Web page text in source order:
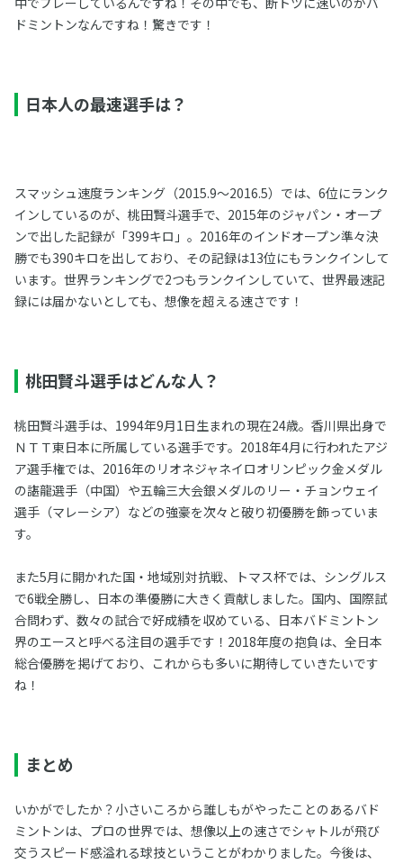
ドミントンなんですね！驚きです！
日本人の最速選手は？
スマッシュ速度ランキング（2015.9～2016.5）では、6位にランク
インしているのが、桃田賢斗選手で、2015年のジャパン・オープ
ンで出した記録が「399キロ」。2016年のインドオープン準々決
勝でも390キロを出しており、その記録は13位にもランクインして
います。世界ランキングで2つもランクインしていて、世界最速記
録には届かないとしても、想像を超える速さです！
桃田賢斗選手はどんな人？
桃田賢斗選手は、1994年9月1日生まれの現在24歳。香川県出身で
ＮＴＴ東日本に所属している選手です。2018年4月に行われたアジ
ア選手権では、2016年のリオネジャネイロオリンピック金メダル
の諶龍選手（中国）や五輪三大会銀メダルのリー・チョンウェイ
選手（マレーシア）などの強豪を次々と破り初優勝を飾っていま
す。
また5月に開かれた国・地域別対抗戦、トマス杯では、シングルス
で6戦全勝し、日本の準優勝に大きく貢献しました。国内、国際試
合問わず、数々の試合で好成績を収めている、日本バドミントン
界のエースと呼べる注目の選手です！2018年度の抱負は、全日本
総合優勝を掲げており、これからも多いに期待していきたいです
ね！
まとめ
いかがでしたか？小さいころから誰しもがやったことのあるバド
ミントンは、プロの世界では、想像以上の速さでシャトルが飛び
交うスピード感溢れる球技ということがわかりました。今後は、